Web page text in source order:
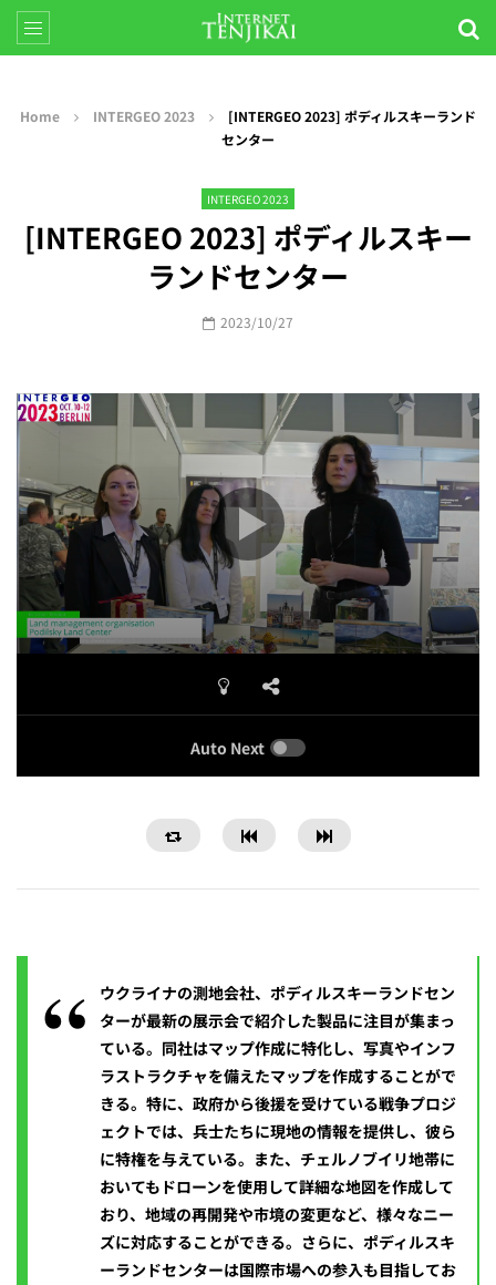
Home INTERGEO 2023
[INTERGEO 2023] ポディルスキーランド
センター
INTERGEO 2023
[INTERGEO 2023] ポディルスキー
ランドセンター
2023/10/27
Auto Next
ウクライナの測地会社、ポディルスキーランドセン
ターが最新の展示会で紹介した製品に注目が集まっ
ている。同社はマップ作成に特化し、写真やインフ
ラストラクチャを備えたマップを作成することがで
きる。特に、政府から後援を受けている戦争プロジ
ェクトでは、兵士たちに現地の情報を提供し、彼ら
に特権を与えている。また、チェルノブイリ地帯に
おいてもドローンを使用して詳細な地図を作成して
おり、地域の再開発や市境の変更など、様々なニー
ズに対応することができる。さらに、ポディルスキ
ーランドセンターは国際市場への参入も目指してお